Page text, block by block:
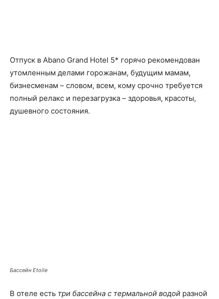
Отпуск в Abano Grand Hotel 5* горячо рекомендован
утомленным делами горожанам, будущим мамам,
бизнесменам – словом, всем, кому срочно требуется
полный релакс и перезагрузка – здоровья, красоты,
душевного состояния.
Бассейн Etoile
В отеле есть три бассейна с термальной водой разной